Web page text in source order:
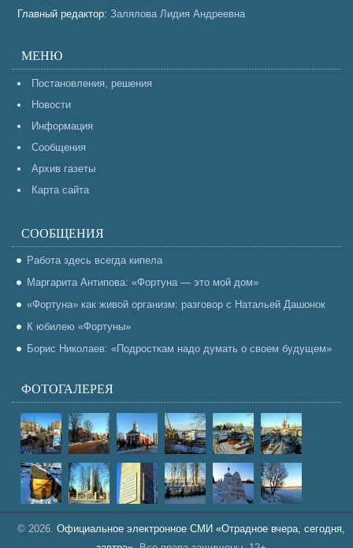
Главный редактор: Залялова Лидия Андреевна
МЕНЮ
Постановления, решения
Новости
Информация
Сообщения
Архив газеты
Карта сайта
СООБЩЕНИЯ
Работа здесь всегда кипела
Маргарита Антипова: «Фортуна — это мой дом»
«Фортуна» как живой организм: разговор с Натальей Дашонок
К юбилею «Фортуны»
Борис Николаев: «Подросткам надо думать о своем будущем»
ФОТОГАЛЕРЕЯ
© 2026. Официальное электронное СМИ «Отрадное вчера, сегодня,